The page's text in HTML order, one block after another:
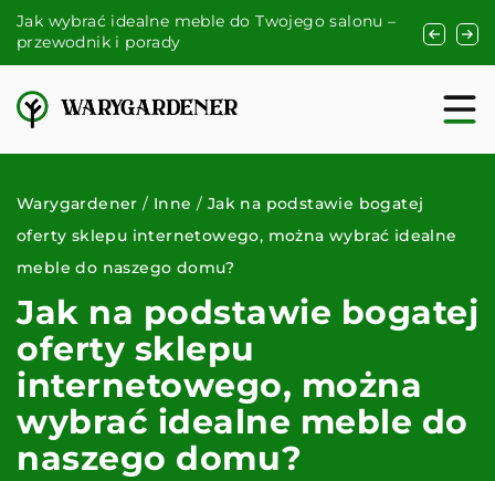
Jak wybrać idealne meble do Twojego salonu –
przewodnik i porady
Jak
Warygardener / Inne / Jak na podstawie bogatej
oferty sklepu internetowego, można wybrać idealne
meble do naszego domu?
Jak na podstawie bogatej
oferty sklepu
internetowego, można
wybrać idealne meble do
naszego domu?